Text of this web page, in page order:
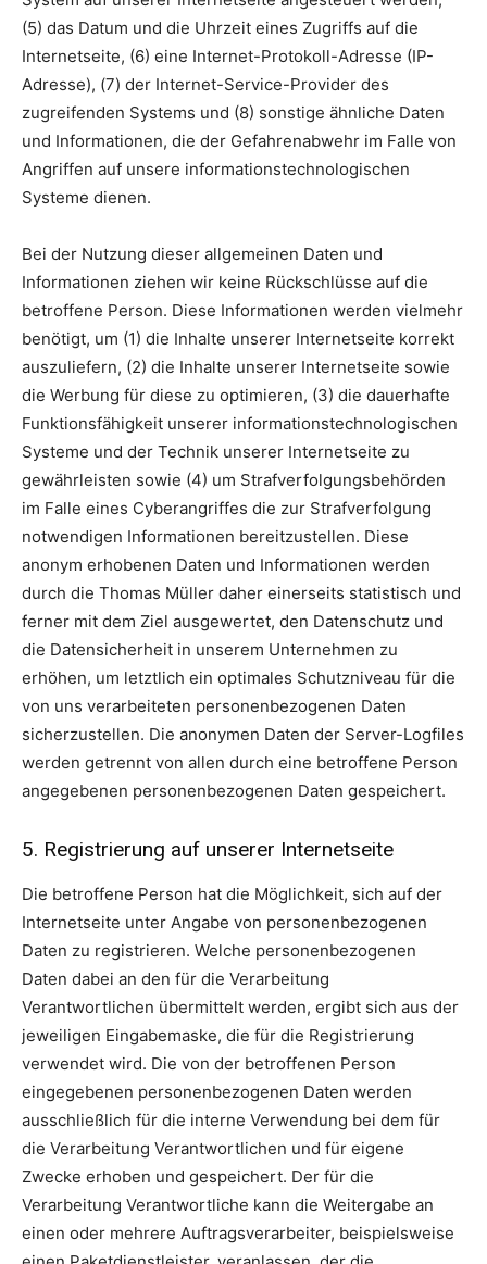
(5) das Datum und die Uhrzeit eines Zugriffs auf die
Internetseite, (6) eine Internet-Protokoll-Adresse (IP-
Adresse), (7) der Internet-Service-Provider des
zugreifenden Systems und (8) sonstige ähnliche Daten
und Informationen, die der Gefahrenabwehr im Falle von
Angriffen auf unsere informationstechnologischen
Systeme dienen.
Bei der Nutzung dieser allgemeinen Daten und
Informationen ziehen wir keine Rückschlüsse auf die
betroffene Person. Diese Informationen werden vielmehr
benötigt, um (1) die Inhalte unserer Internetseite korrekt
auszuliefern, (2) die Inhalte unserer Internetseite sowie
die Werbung für diese zu optimieren, (3) die dauerhafte
Funktionsfähigkeit unserer informationstechnologischen
Systeme und der Technik unserer Internetseite zu
gewährleisten sowie (4) um Strafverfolgungsbehörden
im Falle eines Cyberangriffes die zur Strafverfolgung
notwendigen Informationen bereitzustellen. Diese
anonym erhobenen Daten und Informationen werden
durch die Thomas Müller daher einerseits statistisch und
ferner mit dem Ziel ausgewertet, den Datenschutz und
die Datensicherheit in unserem Unternehmen zu
erhöhen, um letztlich ein optimales Schutzniveau für die
von uns verarbeiteten personenbezogenen Daten
sicherzustellen. Die anonymen Daten der Server-Logfiles
werden getrennt von allen durch eine betroffene Person
angegebenen personenbezogenen Daten gespeichert.
5. Registrierung auf unserer Internetseite
Die betroffene Person hat die Möglichkeit, sich auf der
Internetseite unter Angabe von personenbezogenen
Daten zu registrieren. Welche personenbezogenen
Daten dabei an den für die Verarbeitung
Verantwortlichen übermittelt werden, ergibt sich aus der
jeweiligen Eingabemaske, die für die Registrierung
verwendet wird. Die von der betroffenen Person
eingegebenen personenbezogenen Daten werden
ausschließlich für die interne Verwendung bei dem für
die Verarbeitung Verantwortlichen und für eigene
Zwecke erhoben und gespeichert. Der für die
Verarbeitung Verantwortliche kann die Weitergabe an
einen oder mehrere Auftragsverarbeiter, beispielsweise